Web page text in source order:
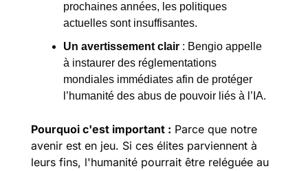
prochaines années, les politiques
actuelles sont insuffisantes.
Un avertissement clair : Bengio appelle
à instaurer des réglementations
mondiales immédiates afin de protéger
l’humanité des abus de pouvoir liés à l’IA.
Pourquoi c'est important : Parce que notre
avenir est en jeu. Si ces élites parviennent à
leurs fins, l'humanité pourrait être reléguée au